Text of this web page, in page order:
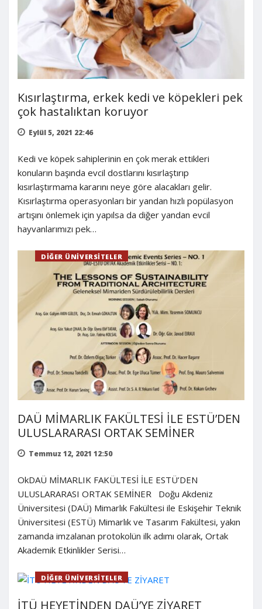
Kısırlaştırma, erkek kedi ve köpekleri pek
çok hastalıktan koruyor
Eylül 5, 2021 22:46
Kedi ve köpek sahiplerinin en çok merak ettikleri
konuların başında evcil dostlarını kısırlaştırıp
kısırlaştırmama kararını neye göre alacakları gelir.
Kısırlaştırma operasyonları bir yandan hızlı popülasyon
artışını önlemek için yapılsa da diğer yandan evcil
hayvanlarımızı pek…
DIĞER ÜNIVERSITELER
DAÜ MİMARLIK FAKÜLTESİ İLE ESTÜ’DEN
ULUSLARARASI ORTAK SEMİNER
Temmuz 12, 2021 12:50
OkDAÜ MİMARLIK FAKÜLTESİ İLE ESTÜ’DEN
ULUSLARARASI ORTAK SEMİNER Doğu Akdeniz
Üniversitesi (DAÜ) Mimarlık Fakültesi ile Eskişehir Teknik
Üniversitesi (ESTÜ) Mimarlık ve Tasarım Fakültesi, yakın
zamanda imzalanan protokolün ilk adımı olarak, Ortak
Akademik Etkinlikler Serisi…
DIĞER ÜNIVERSITELER
İTÜ HEYETİNDEN DAÜ’YE ZİYARET